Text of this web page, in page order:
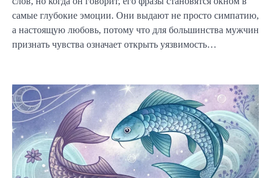
самые глубокие эмоции. Они выдают не просто симпатию,
а настоящую любовь, потому что для большинства мужчин
признать чувства означает открыть уязвимость…